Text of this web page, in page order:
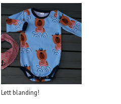
Lett blanding!